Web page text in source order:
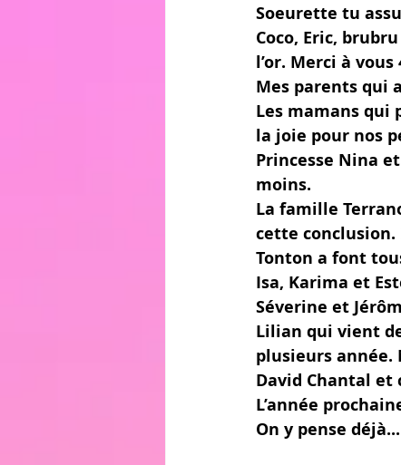
Soeurette tu
Coco, Eric,
l’or. Merci à vous
Mes parents qui
Les mamans qui
la joie pour nos
Princesse Nina
moins.
La famille
cette conclusion.
Tonton a font
Isa, Karima et
Séverine et
Lilian qui vient
plusieurs année.
David Chantal
L’année
On y pense déjà...